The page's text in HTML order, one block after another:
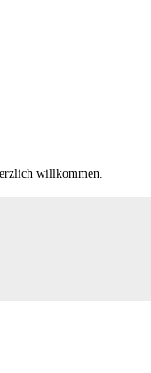
willkommen.